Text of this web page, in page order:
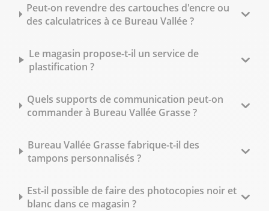
Peut-on revendre des cartouches d'encre ou
des calculatrices à ce Bureau Vallée ?
Le magasin propose-t-il un service de
plastification ?
Quels supports de communication peut-on
commander à Bureau Vallée Grasse ?
Bureau Vallée Grasse fabrique-t-il des
tampons personnalisés ?
Est-il possible de faire des photocopies noir et
blanc dans ce magasin ?